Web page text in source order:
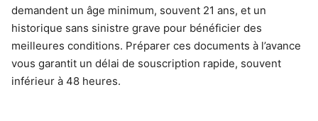
demandent un âge minimum, souvent 21 ans, et un
historique sans sinistre grave pour bénéficier des
meilleures conditions. Préparer ces documents à l’avance
vous garantit un délai de souscription rapide, souvent
inférieur à 48 heures.